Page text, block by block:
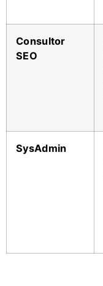
Consultor
SEO
SysAdmin